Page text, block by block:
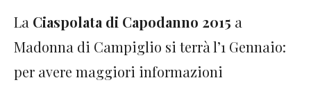
La Ciaspolata di Capodanno 2015 a
Madonna di Campiglio si terrà l’1 Gennaio:
per avere maggiori informazioni